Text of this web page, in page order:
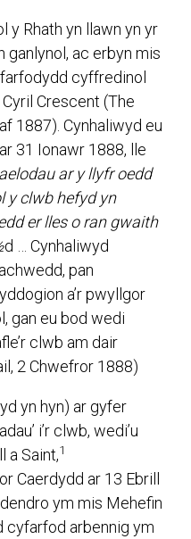
y Rhath yn llawn yn yr
ganlynol, ac erbyn mis
cyffredinol
Crescent (The
1887). Cynhaliwyd eu
31 Ionawr 1888, lle
ar y llyfr oedd
y clwb hefyd yn
er lles o ran gwaith
d … Cynhaliwyd
pan
a’r pwyllgor
gan eu bod wedi
clwb am dair
2 Chwefror 1888)
yn hyn) ar gyfer
i’r clwb, wedi’u
a Saint,1
Caerdydd ar 13 Ebrill
ym mis Mehefin
cyfarfod arbennig ym